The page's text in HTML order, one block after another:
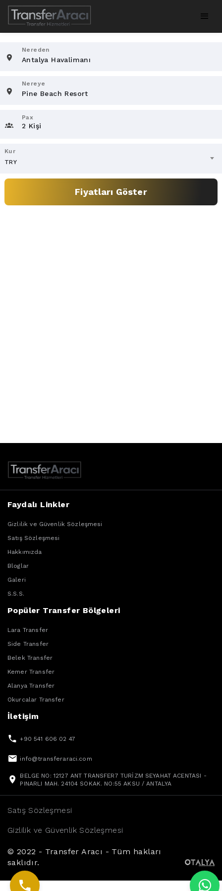
Nereden
Nereye
Pax
2 Kişi
Kur
TRY
Fiyatları Göster
Faydalı Linkler
Gizlilik ve Güvenlik Sözleşmesi
Satış Sözleşmesi
Hakkımızda
Bloglar
Galeri
S.S.S.
Popüler Transfer Bölgeleri
Lara Transfer
Side Transfer
Belek Transfer
Kemer Transfer
Alanya Transfer
Okurcalar Transfer
İletişim
+90 541 606 02 47
info@transferaraci.com
BELGE NO: 12127 ANT TRANSFER7 TURİZM SEYAHAT ACENTASI -
PINARLI MAH. 24104 SOKAK. NO:55 AKSU / ANTALYA
© 2022 - Transfer Aracı - Tüm hakları
saklıdır.
Gizlilik ve Güvenlik Sözleşmesi
Satış Sözleşmesi